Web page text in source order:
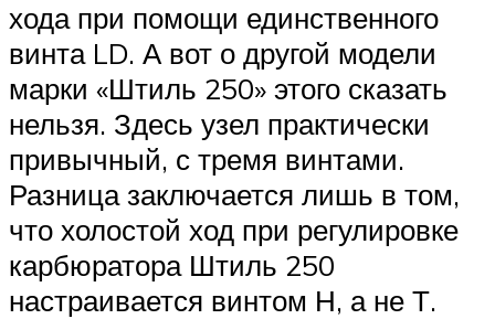
хода при помощи единственного
винта LD. А вот о другой модели
марки «Штиль 250» этого сказать
нельзя. Здесь узел практически
привычный, с тремя винтами.
Разница заключается лишь в том,
что холостой ход при регулировке
карбюратора Штиль 250
настраивается винтом Н, а не Т.